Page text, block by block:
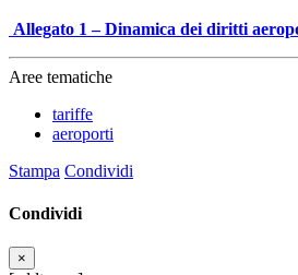
Allegato 1 – Dinamica dei diritti
Aree tematiche
tariffe
aeroporti
Stampa Condividi
Condividi
×